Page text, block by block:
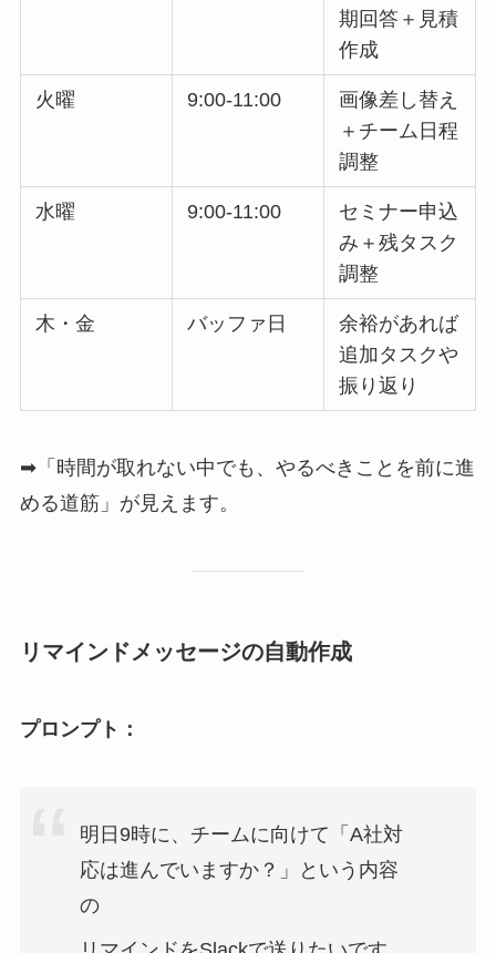
期回答＋見積
作成
火曜 9:00-11:00
画像差し替え
＋チーム日程
調整
水曜 9:00-11:00
セミナー申込
み＋残タスク
調整
木・金 バッファ日
余裕があれば
追加タスクや
振り返り
➡「時間が取れない中でも、やるべきことを前に進
める道筋」が見えます。
リマインドメッセージの自動作成
プロンプト：
明日9時に、チームに向けて「A社対
応は進んでいますか？」という内容
の